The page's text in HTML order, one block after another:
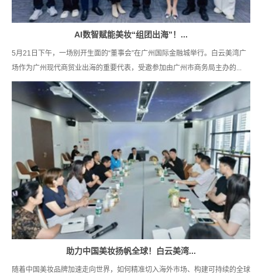
AI数智赋能美妆“组团出海”！...
5月21日下午，一场别开生面的“董事会”在广州国际金融城举行。白云美湾广
场作为广州现代商贸业出海的重要代表，受邀参加由广州市商务局主办的...
助力中国美妆扬帆全球！白云美湾...
随着中国美妆品牌加速走向世界，如何精准切入海外市场、构建可持续的全球